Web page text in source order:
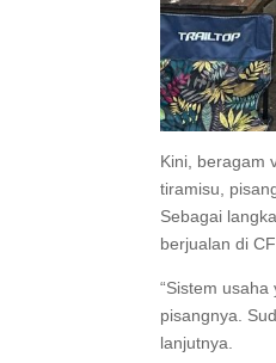
Kini, beragam
tiramisu,
Sebagai
berjualan di
“Sistem
pisangnya.
lanjutnya.